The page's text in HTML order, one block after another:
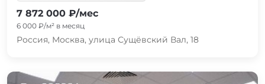
7 872 000 ₽/мес
6 000 ₽/м² в месяц
Россия, Москва, улица Сущёвский Вал, 18